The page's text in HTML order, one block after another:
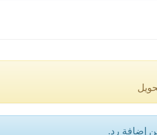
إضافة رد.